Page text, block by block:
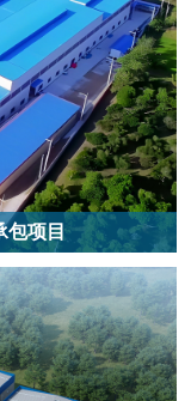
包项目
目，位于泰国春武里府阁
期）。